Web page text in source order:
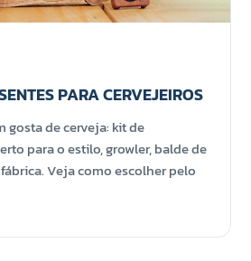
PARA CERVEJEIROS
gosta de cerveja: kit de
para o estilo, growler, balde de
Veja como escolher pelo